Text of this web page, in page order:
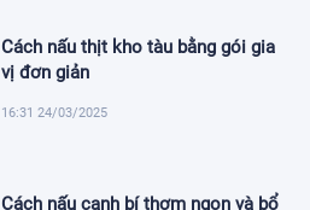
Cách nấu thịt kho tàu bằng gói gia
vị đơn giản
16:31 24/03/2025
Cách nấu canh bí thơm ngon và bổ